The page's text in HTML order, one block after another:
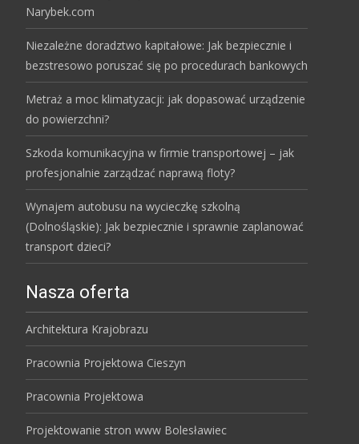
Narybek.com
Niezależne doradztwo kapitałowe: Jak bezpiecznie i
bezstresowo poruszać się po procedurach bankowych
Metraż a moc klimatyzacji: jak dopasować urządzenie
do powierzchni?
Szkoda komunikacyjna w firmie transportowej – jak
profesjonalnie zarządzać naprawą floty?
Wynajem autobusu na wycieczkę szkolną
(Dolnośląskie): Jak bezpiecznie i sprawnie zaplanować
transport dzieci?
Nasza oferta
Architektura Krajobrazu
Pracownia Projektowa Cieszyn
Pracownia Projektowa
Projektowanie stron www Bolesławiec